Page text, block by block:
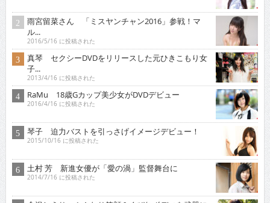
雨宮留菜さん 「ミスヤンチャン2016」参戦！マ
ル...
2016/5/16 に投稿された
真琴 セクシーDVDをリリースした元ひきこもり女
子...
2013/4/16 に投稿された
RaMu 18歳Gカップ美少女がDVDデビュー
2016/4/16 に投稿された
琴子 迫力バストを引っさげイメージデビュー！
2015/10/16 に投稿された
土村 芳 新進女優が「愛の渦」監督舞台に
2014/7/16 に投稿された